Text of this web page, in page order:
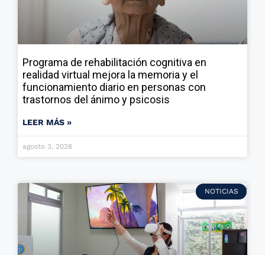
Programa de rehabilitación cognitiva en
realidad virtual mejora la memoria y el
funcionamiento diario en personas con
trastornos del ánimo y psicosis
LEER MÁS »
agosto 3, 2026
NOTICIAS